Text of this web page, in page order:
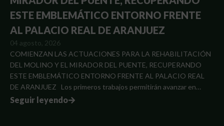
ESTE EMBLEMÁTICO ENTORNO FRENTE
AL PALACIO REAL DE ARANJUEZ
04 agosto, 2026
COMIENZAN LAS ACTUACIONES PARA LA REHABILITACIÓN
DEL MOLINO Y EL MIRADOR DEL PUENTE, RECUPERANDO
ESTE EMBLEMÁTICO ENTORNO FRENTE AL PALACIO REAL
DE ARANJUEZ Los primeros trabajos permitirán avanzar en…
Seguir leyendo